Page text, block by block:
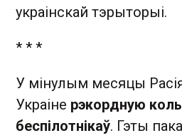
украінскай тэрыторыі.
* * *
У мінулым месяцы
Украіне рэкордную
беспілотнікаў. Гэты